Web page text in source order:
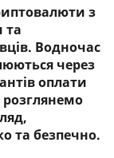
з
та
Водночас
через
оплати
розглянемо
та безпечно.